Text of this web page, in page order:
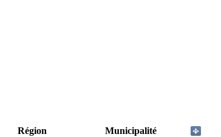
Région Municipalité